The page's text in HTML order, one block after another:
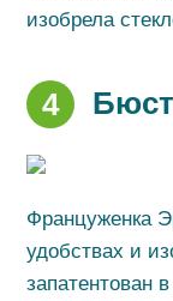
изобрела
4
Француженка
удобствах и
запатентован